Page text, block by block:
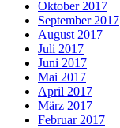
Oktober 2017
September 2017
August 2017
Juli 2017
Juni 2017
Mai 2017
April 2017
März 2017
Februar 2017